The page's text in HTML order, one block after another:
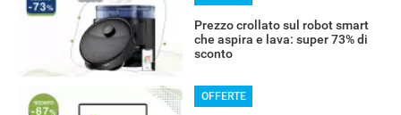
Prezzo crollato sul robot smart
che aspira e lava: super 73% di
sconto
OFFERTE